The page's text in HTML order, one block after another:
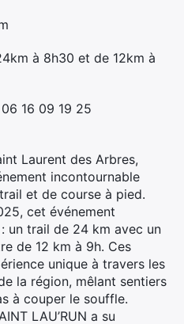
à 8h30 et de 12km à
16 09 19 25
Laurent des Arbres,
incontournable
et de course à pied.
cet événement
un trail de 24 km avec un
de 12 km à 9h. Ces
unique à travers les
la région, mêlant sentiers
à couper le souffle.
LAU’RUN a su